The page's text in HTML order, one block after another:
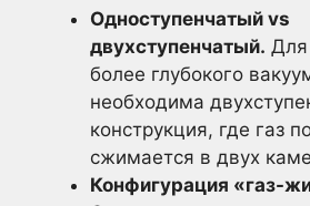
Одноступенчатый vs
двухступенчатый. Для
более глубокого
необходима
конструкция, где газ
сжимается в двух
Конфигурация «газ-